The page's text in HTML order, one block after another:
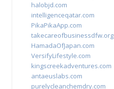
halobjd.com
intelligenceqatar.com
PikaPikaApp.com
takecareofbusinessdfw.org
HamadaOfJapan.com
VersifyLifestyle.com
kingscreekadventures.com
antaeuslabs.com
purelycleanchemdry.com